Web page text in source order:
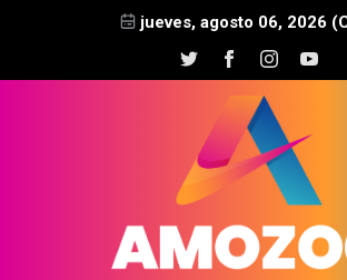
jueves, agosto 06, 2026